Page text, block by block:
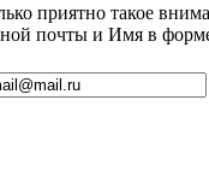
приятно такое
почты и Имя в